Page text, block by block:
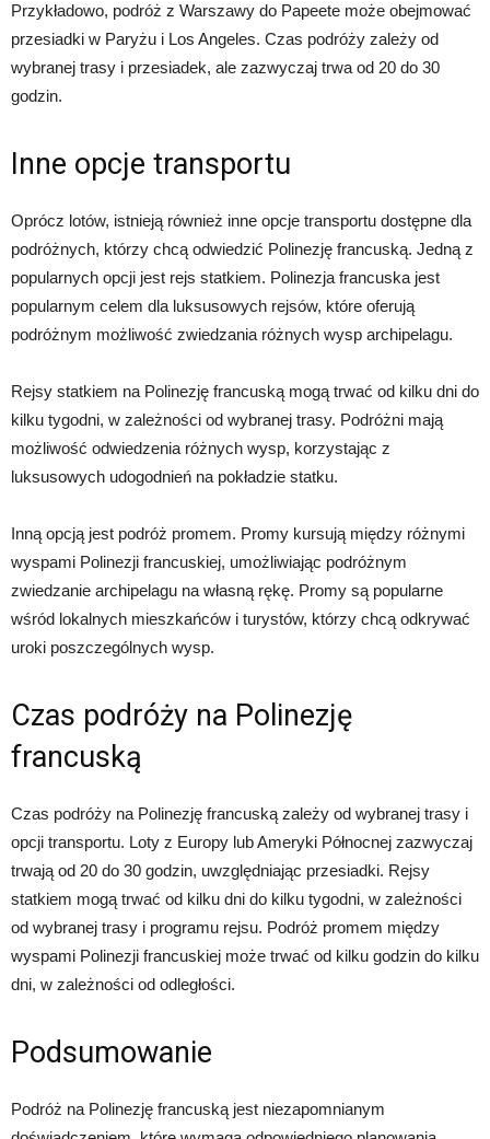
Przykładowo, podróż z Warszawy do Papeete może obejmować
przesiadki w Paryżu i Los Angeles. Czas podróży zależy od
wybranej trasy i przesiadek, ale zazwyczaj trwa od 20 do 30
godzin.
Inne opcje transportu
Oprócz lotów, istnieją również inne opcje transportu dostępne dla
podróżnych, którzy chcą odwiedzić Polinezję francuską. Jedną z
popularnych opcji jest rejs statkiem. Polinezja francuska jest
popularnym celem dla luksusowych rejsów, które oferują
podróżnym możliwość zwiedzania różnych wysp archipelagu.
Rejsy statkiem na Polinezję francuską mogą trwać od kilku dni do
kilku tygodni, w zależności od wybranej trasy. Podróżni mają
możliwość odwiedzenia różnych wysp, korzystając z
luksusowych udogodnień na pokładzie statku.
Inną opcją jest podróż promem. Promy kursują między różnymi
wyspami Polinezji francuskiej, umożliwiając podróżnym
zwiedzanie archipelagu na własną rękę. Promy są popularne
wśród lokalnych mieszkańców i turystów, którzy chcą odkrywać
uroki poszczególnych wysp.
Czas podróży na Polinezję
francuską
Czas podróży na Polinezję francuską zależy od wybranej trasy i
opcji transportu. Loty z Europy lub Ameryki Północnej zazwyczaj
trwają od 20 do 30 godzin, uwzględniając przesiadki. Rejsy
statkiem mogą trwać od kilku dni do kilku tygodni, w zależności
od wybranej trasy i programu rejsu. Podróż promem między
wyspami Polinezji francuskiej może trwać od kilku godzin do kilku
dni, w zależności od odległości.
Podsumowanie
Podróż na Polinezję francuską jest niezapomnianym